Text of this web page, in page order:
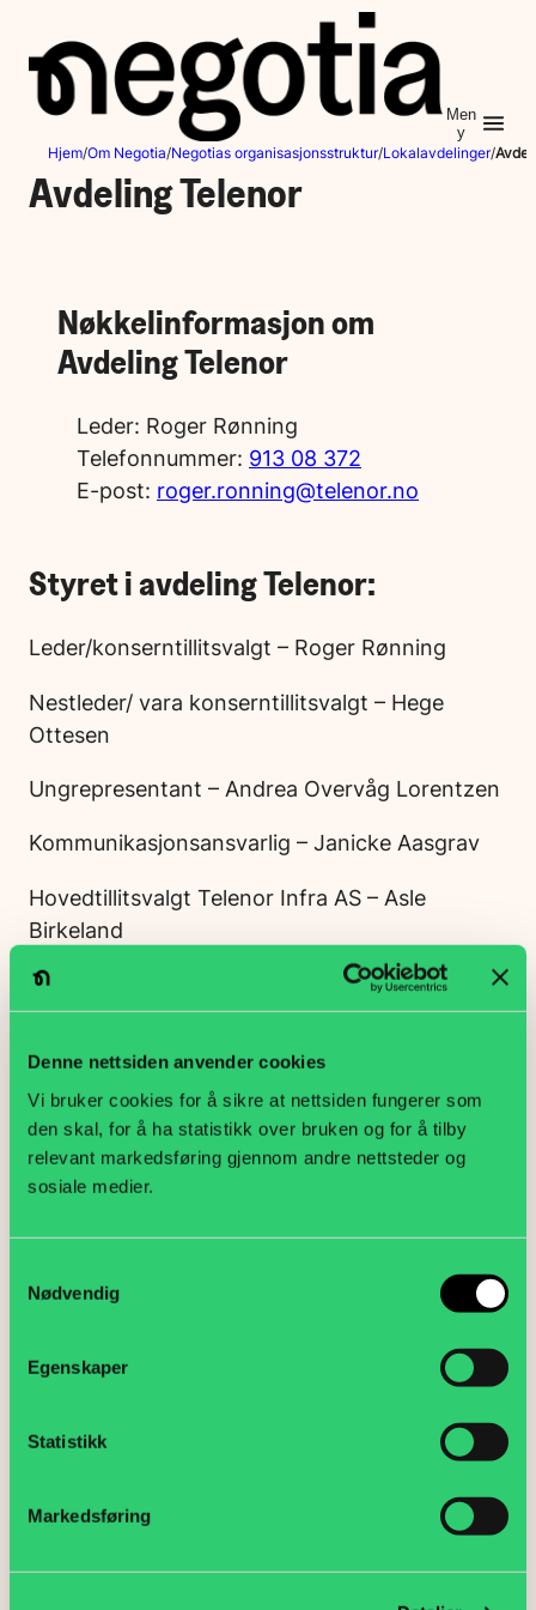
Denne nettsiden anvender cookies
Vi bruker cookies for å sikre at nettsiden fungerer som
den skal, for å ha statistikk over bruken og for å tilby
relevant markedsføring gjennom andre nettsteder og
sosiale medier.
Nødvendig
Egenskaper
Statistikk
Markedsføring
innhold
Men
y
Hjem/Om Negotia/Negotias organisasjonsstruktur/Lokalavdelinger/
Avdeling Telenor
Nøkkelinformasjon om
Avdeling Telenor
Leder: Roger Rønning
Telefonnummer: 913 08 372
E-post: roger.ronning@telenor.no
Styret i avdeling Telenor:
Leder/konserntillitsvalgt – Roger Rønning
Nestleder/ vara konserntillitsvalgt – Hege
Ottesen
Ungrepresentant – Andrea Overvåg Lorentzen
Kommunikasjonsansvarlig – Janicke Aasgrav
Hovedtillitsvalgt Telenor Infra AS – Asle
Birkeland
Hovedtillitsvalgt Telenor ASA – Anita Steine
Andrea Overvåg Lorentzen
Divisjonstillitsvalgt Business, Telenor Norge AS
– Hege Sletten
Telenor Norge AS – Laila Fjelde Olsen
Divisjonstillitsvalgt Technology, Telenor Norge
Divisjonstillitsvalgt Consumer, Telenor Norge
Divisjonstillitsvalgt IT, Telenor Norge AS – Ann
Hamam